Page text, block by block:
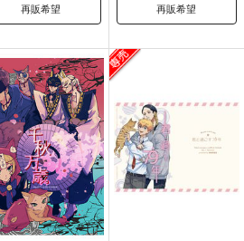
再販希望 再販希望